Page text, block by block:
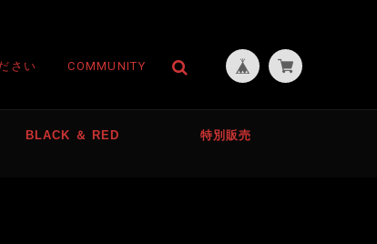
さい COMMUNITY
BLACK ＆ RED 特別販売